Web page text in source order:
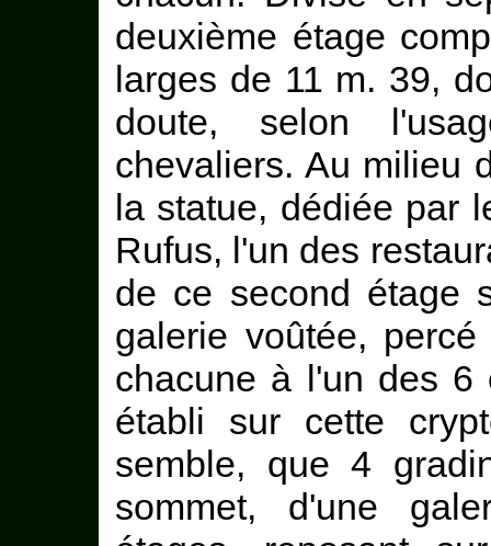
deuxième étage
larges de 11 m. 39,
doute, selon
chevaliers. Au milieu
la statue, dédiée par
Rufus, l'un des
de ce second étage
galerie voûtée,
chacune à l'un des 6
établi sur cette
semble, que 4
sommet, d'une